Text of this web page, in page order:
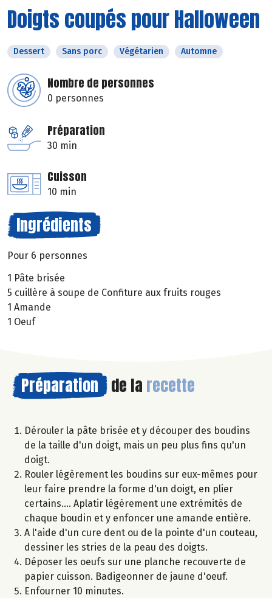
Doigts coupés pour Halloween
Dessert Sans porc Végétarien Automne
Nombre de personnes
0 personnes
Préparation
30 min
Cuisson
10 min
Ingrédients
Pour 6 personnes
1 Pâte brisée
5 cuillère à soupe de Confiture aux fruits rouges
1 Amande
1 Oeuf
Préparation de la recette
Dérouler la pâte brisée et y découper des boudins
de la taille d'un doigt, mais un peu plus fins qu'un
doigt.
Rouler légèrement les boudins sur eux-mêmes pour
leur faire prendre la forme d'un doigt, en plier
certains.... Aplatir légèrement une extrémités de
chaque boudin et y enfoncer une amande entière.
A l'aide d'un cure dent ou de la pointe d'un couteau,
dessiner les stries de la peau des doigts.
Déposer les oeufs sur une planche recouverte de
papier cuisson. Badigeonner de jaune d'oeuf.
Enfourner 10 minutes.